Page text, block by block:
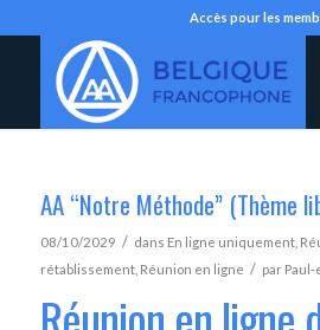
Accès pour les
AA “Notre Méthode” (Thème
08/10/2029 / dans En ligne uniquement,
rétablissement, Réunion en ligne / par Paul-